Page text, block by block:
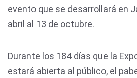
evento que se desarrollará en
abril al 13 de octubre.
Durante los 184 días que la
estará abierta al público, el